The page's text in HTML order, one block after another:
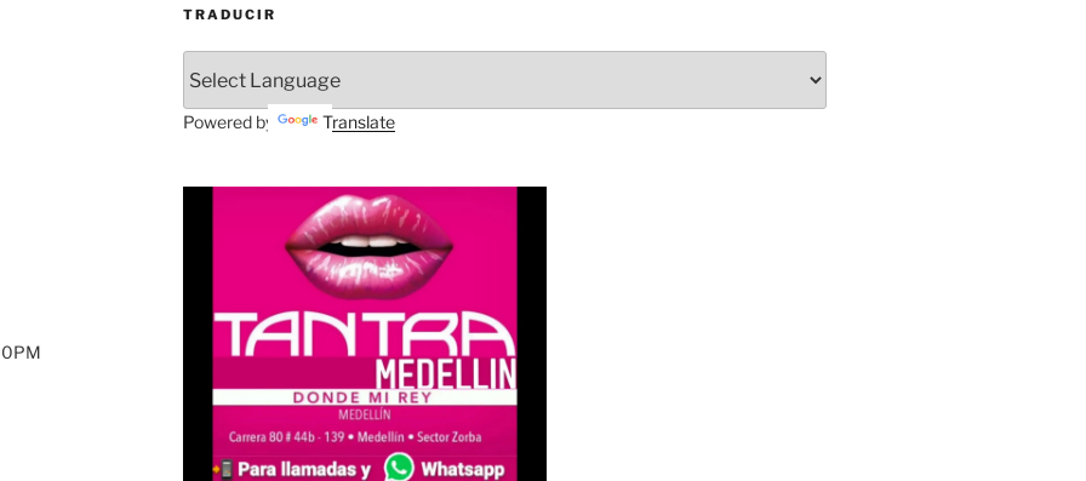
TRADUCIR
Powered by Translate